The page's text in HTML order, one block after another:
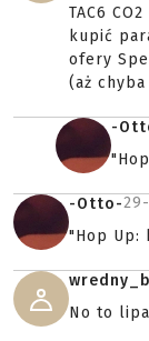
TAC6
kupić
ofery
(aż
-
-Otto-
"Hop Up:
No to